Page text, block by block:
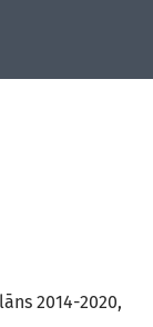
2014-2020,